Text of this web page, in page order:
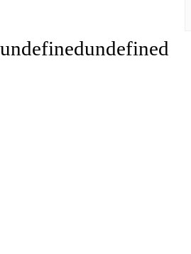
undefinedundefined